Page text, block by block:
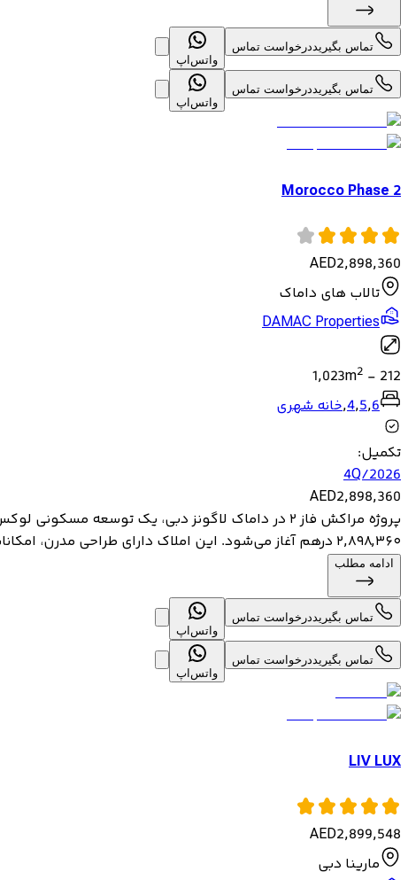
تماس بگیرید درخواست تماس
واتس‌اپ
تماس بگیرید درخواست تماس
واتس‌اپ
Morocco Phase 2
AED2,898,360
تالاب های داماک
DAMAC Properties
212
-
1,023m2
4,5,6
,خانه شهری
تکمیل:
4Q/2026
AED2,898,360
۲,۸۹۸,۳۶۰ درهم آغاز می‌شود. این املاک دارای طراحی مدرن، امکانات جهانی و جزئی...
ادامه مطلب
تماس بگیرید درخواست تماس
واتس‌اپ
تماس بگیرید درخواست تماس
واتس‌اپ
LIV LUX
AED2,899,548
مارینا دبی